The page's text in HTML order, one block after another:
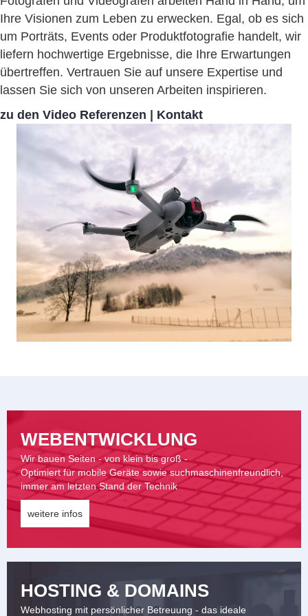
Ihre Visionen zum Leben zu erwecken. Egal, ob es sich
um Porträts, Events oder Produktfotografie handelt, wir
liefern hochwertige Ergebnisse, die Ihre Erwartungen
übertreffen. Vertrauen Sie auf unsere Expertise und
lassen Sie sich von unseren Arbeiten inspirieren.
zu den Video Referenzen | Kontakt
WEBENTWICKLUNG
Wir bauen Seiten - von klein bis groß -
Optimiert für mobile Geräte sowie suchmaschinenfreundlich,
immer am letzten Stand der Technik
weitere infos
HOSTING & DOMAINS
Webhosting mit persönlicher Betreuung - das ideale